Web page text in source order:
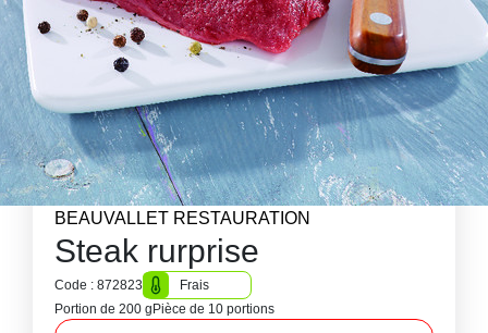
BEAUVALLET RESTAURATION
Steak rurprise
Code : 872823
Frais
Portion de 200 g Pièce de 10 portions